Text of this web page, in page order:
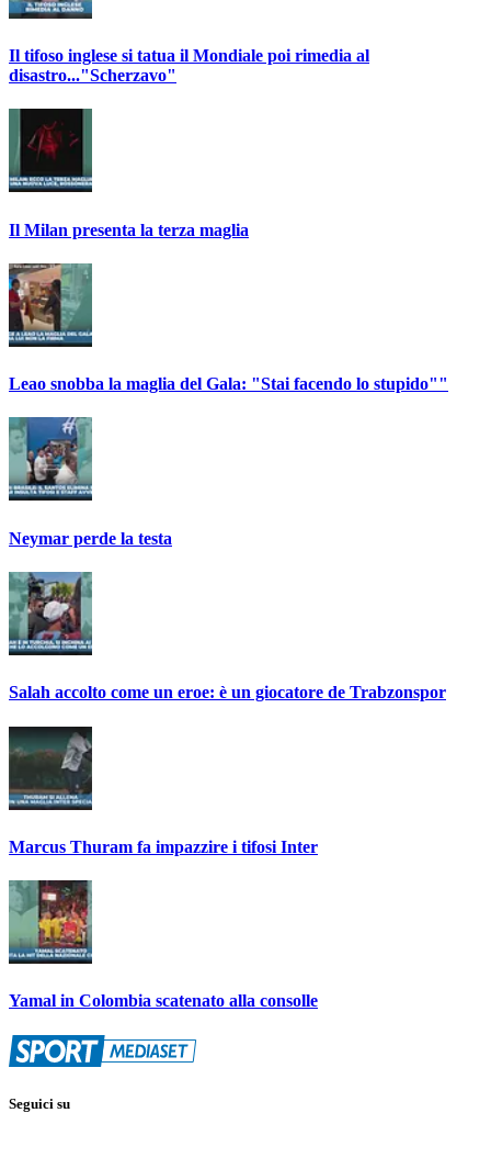
Il tifoso inglese si tatua il Mondiale poi rimedia al
disastro..."Scherzavo"
Il Milan presenta la terza maglia
Leao snobba la maglia del Gala: "Stai facendo lo stupido""
Neymar perde la testa
Salah accolto come un eroe: è un giocatore de Trabzonspor
Marcus Thuram fa impazzire i tifosi Inter
Yamal in Colombia scatenato alla consolle
Seguici su